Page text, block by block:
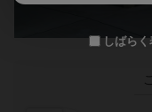
しばら